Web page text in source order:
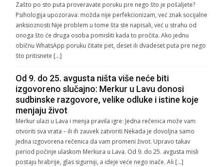
Zašto po sto puta proveravate poruku pre nego što je pošaljete?
Psihologija upozorava: možda nije perfekcionizam, već znak socijalne
anksioznosti Nije problem u tome šta ste napisali, već u strahu od
onoga što će druga osoba pomisliti kada to pročita. Ako jednu
običnu WhatsApp poruku čitate pet, deset ili dvadeset puta pre nego
što pritisnete […]
Od 9. do 25. avgusta ništa više neće biti
izgovoreno slučajno: Merkur u Lavu donosi
sudbinske razgovore, velike odluke i istine koje
menjaju život
Merkur ulazi u Lava i menja pravila igre: Jedna rečenica može vam
otvoriti sva vrata – ili ih zauvek zatvoriti Nekada je dovoljna samo
jedna izgovorena rečenica da vam promeni život. Upravo takav
period počinje ulaskom Merkura u Lava. Od 9. do 25. avgusta misli
postaju hrabrije, glas sigurniji, a ideje veće nego inače. Ali […]